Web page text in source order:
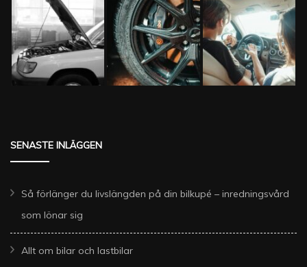
SENASTE INLÄGGEN
Så förlänger du livslängden på din bilkupé – inredningsvård
som lönar sig
Allt om bilar och lastbilar